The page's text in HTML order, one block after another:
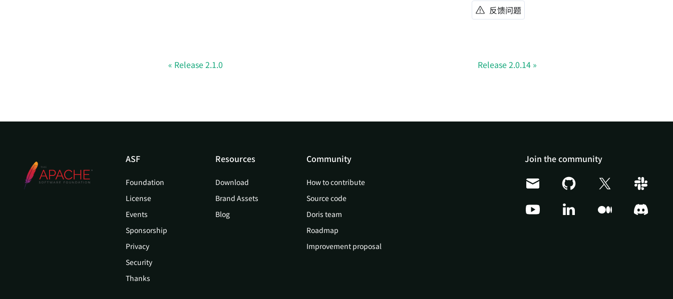
反馈问题
Release 2.1.0 Release 2.0.14
ASF
Foundation
License
Events
Sponsorship
Privacy
Security
Thanks
Resources
Download
Brand Assets
Blog
Community
How to contribute
Source code
Doris team
Roadmap
Improvement proposal
Join the community